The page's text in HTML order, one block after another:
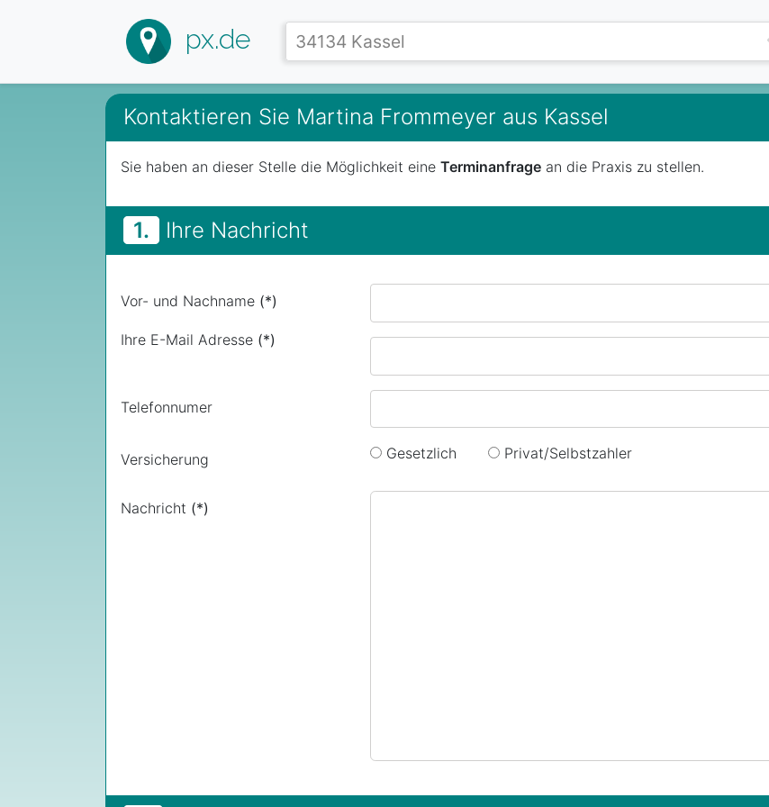
px.de
Kontaktieren Sie Martina Frommeyer aus Kassel
Sie haben an dieser Stelle die Möglichkeit eine Terminanfrage an die Praxis zu stellen.
1. Ihre Nachricht
Vor- und Nachname (*)
Ihre E-Mail Adresse (*)
Telefonnumer
Versicherung Gesetzlich Privat/Selbstzahler
Nachricht (*)